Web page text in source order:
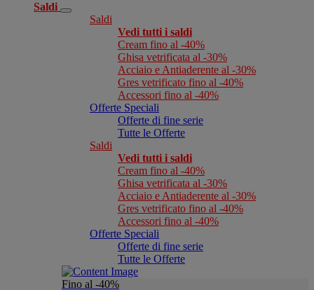
Saldi
Saldi
Vedi tutti i saldi
Cream fino al -40%
Ghisa vetrificata al -30%
Acciaio e Antiaderente al -30%
Gres vetrificato fino al -40%
Accessori fino al -40%
Offerte Speciali
Offerte di fine serie
Tutte le Offerte
Saldi
Vedi tutti i saldi
Cream fino al -40%
Ghisa vetrificata al -30%
Acciaio e Antiaderente al -30%
Gres vetrificato fino al -40%
Accessori fino al -40%
Offerte Speciali
Offerte di fine serie
Tutte le Offerte
Fino al -40%